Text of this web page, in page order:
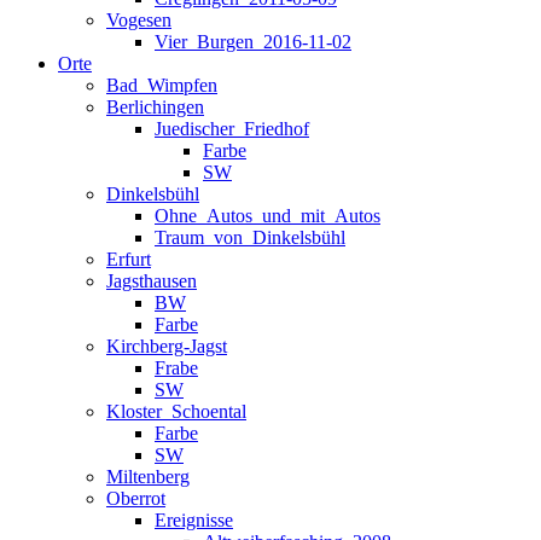
Vogesen
Vier_Burgen_2016-11-02
Orte
Bad_Wimpfen
Berlichingen
Juedischer_Friedhof
Farbe
SW
Dinkelsbühl
Ohne_Autos_und_mit_Autos
Traum_von_Dinkelsbühl
Erfurt
Jagsthausen
BW
Farbe
Kirchberg-Jagst
Frabe
SW
Kloster_Schoental
Farbe
SW
Miltenberg
Oberrot
Ereignisse